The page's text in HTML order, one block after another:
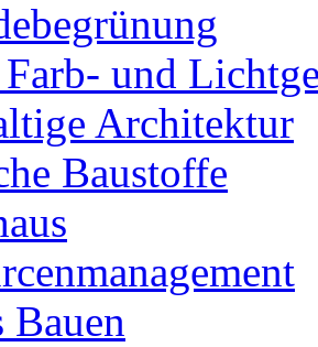
und
Architektur
Baustoffe
Bauen